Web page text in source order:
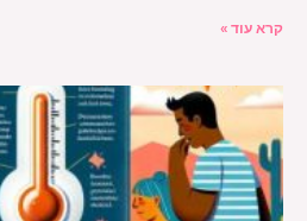
קרא עוד »